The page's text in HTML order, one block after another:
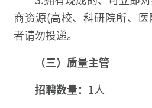
商资源(高校、科研院所、
者请勿投递。
（三）质量主管
招聘数量： 1人